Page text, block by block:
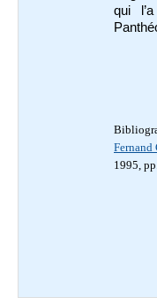
qui
Fernand
1995,